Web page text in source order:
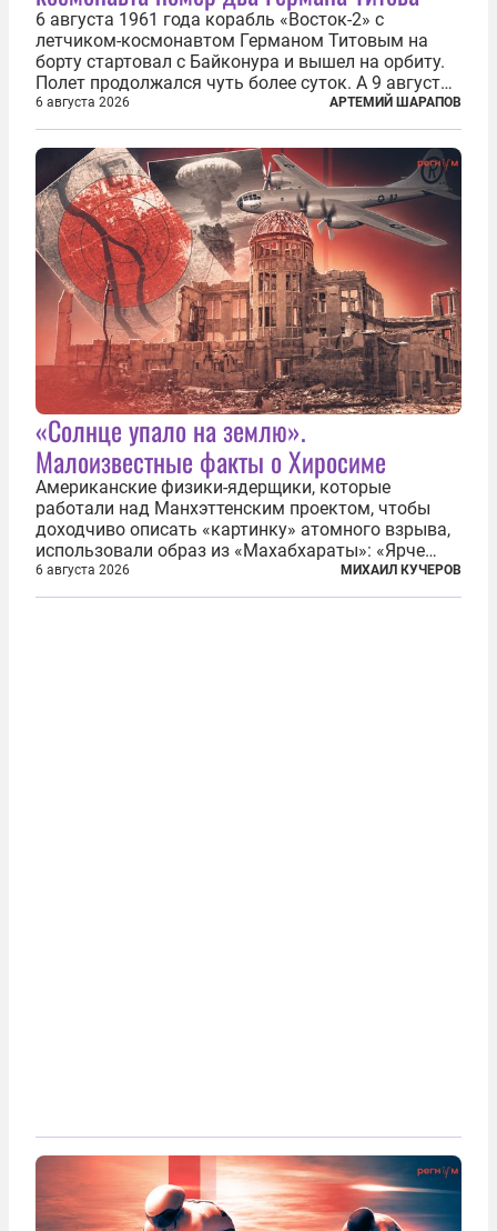
6 августа 1961 года корабль «Восток-2» с
летчиком-космонавтом Германом Титовым на
борту стартовал с Байконура и вышел на орбиту.
Полет продолжался чуть более суток. А 9 августа
второй человек в космосе получил звезду Героя
Советского Союза и орден Ленина. Миссия Титова
зачастую находится несколько...
6 августа 2026 АРТЕМИЙ ШАРАПОВ
«Солнце упало на землю».
Малоизвестные факты о Хиросиме
Американские физики-ядерщики, которые
работали над Манхэттенским проектом, чтобы
доходчиво описать «картинку» атомного взрыва,
использовали образ из «Махабхараты»: «Ярче
тысячи солнц пылало это пламя». Не все жители
японских городов Хиросимы и Нагасаки, на
6 августа 2026 МИХАИЛ КУЧЕРОВ